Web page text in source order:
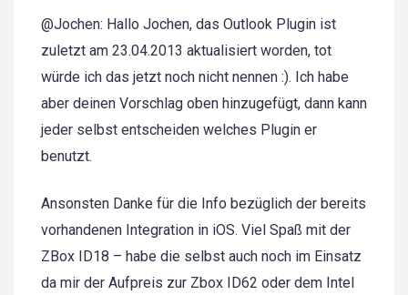
@Jochen: Hallo Jochen, das Outlook Plugin ist
zuletzt am 23.04.2013 aktualisiert worden, tot
würde ich das jetzt noch nicht nennen :). Ich habe
aber deinen Vorschlag oben hinzugefügt, dann kann
jeder selbst entscheiden welches Plugin er
benutzt.
Ansonsten Danke für die Info bezüglich der bereits
vorhandenen Integration in iOS. Viel Spaß mit der
ZBox ID18 – habe die selbst auch noch im Einsatz
da mir der Aufpreis zur Zbox ID62 oder dem Intel